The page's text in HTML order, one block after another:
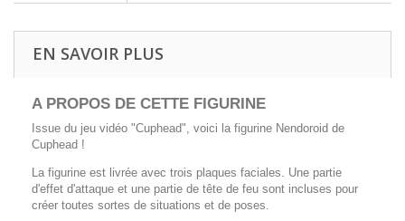
EN SAVOIR PLUS
A PROPOS DE CETTE FIGURINE
Issue du jeu vidéo "Cuphead", voici la figurine Nendoroid de
Cuphead !
La figurine est livrée avec trois plaques faciales. Une partie
d'effet d'attaque et une partie de tête de feu sont incluses pour
créer toutes sortes de situations et de poses.